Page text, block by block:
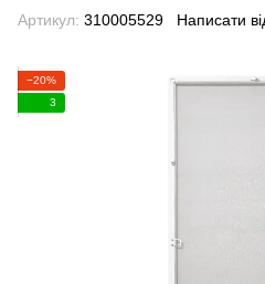
Артикул: 310005529 Написати
−20%
3